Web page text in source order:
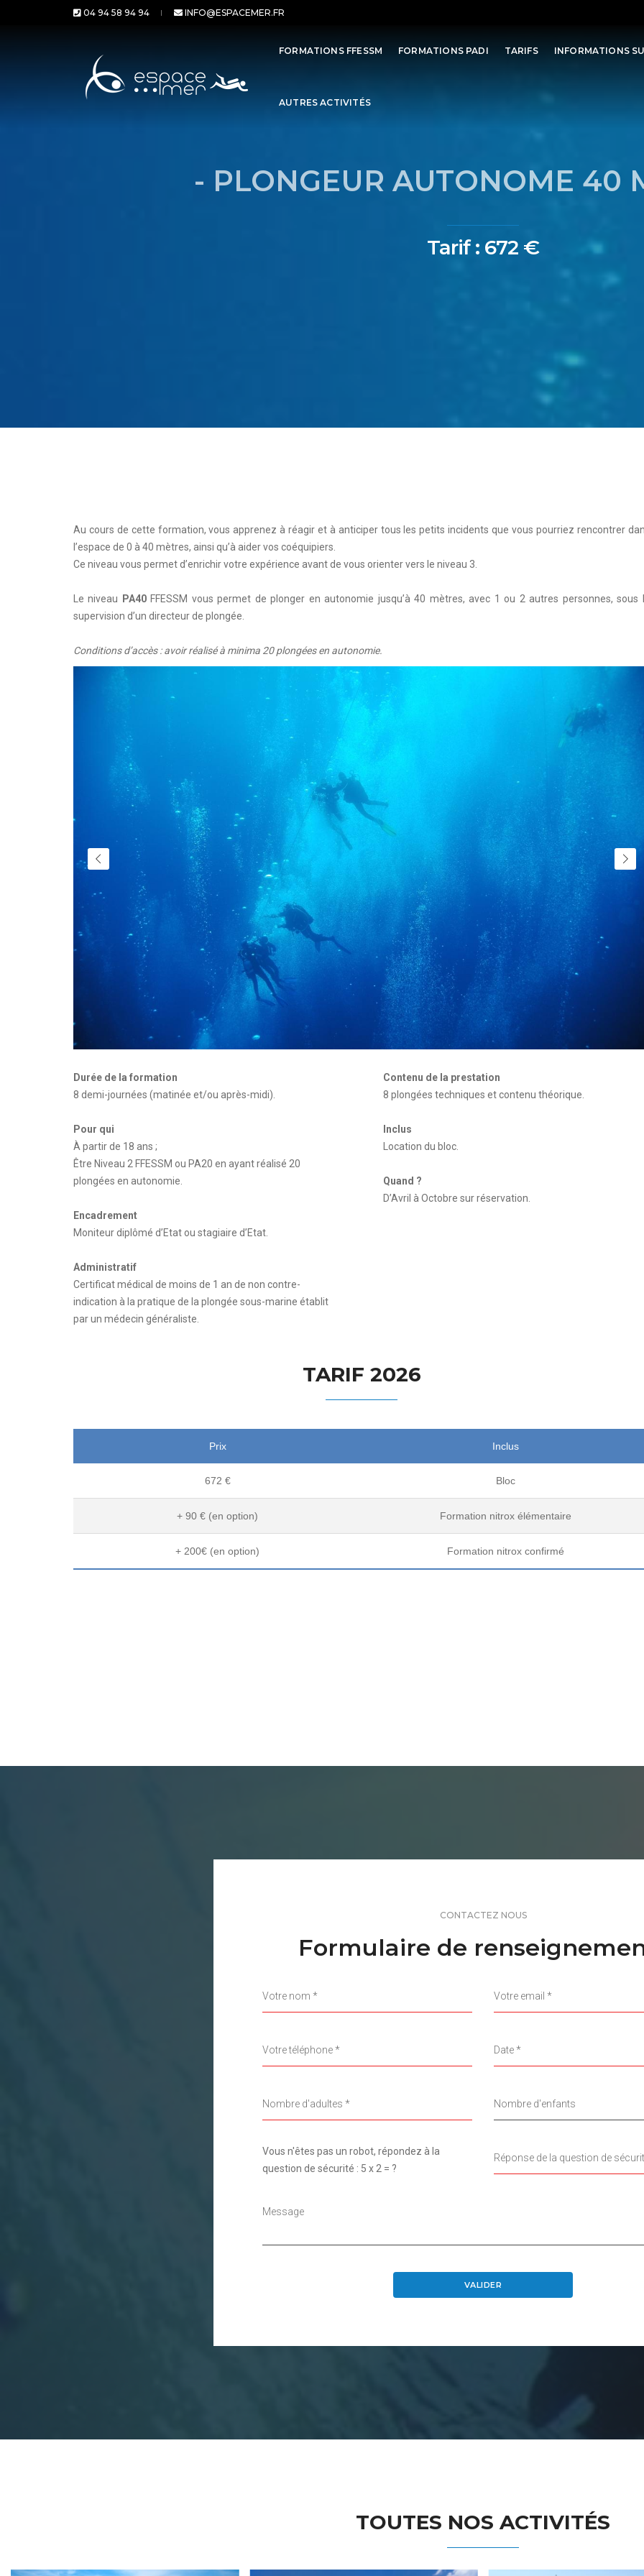
04 94 58 94 94 INFO@ESPACEMER.FR
FORMATIONS FFESSM FORMATIONS PADI TARIFS INFORMATIONS
AUTRES ACTIVITÉS
- PLONGEUR AUTONOME 40
Tarif : 672 €
Au cours de cette formation, vous apprenez à réagir et à anticiper tous les petits incidents que vous pourriez rencontrer
l’espace de 0 à 40 mètres, ainsi qu’à aider vos coéquipiers.
Ce niveau vous permet d’enrichir votre expérience avant de vous orienter vers le niveau 3.
Le niveau PA40FFESSM vous permet de plonger en autonomie jusqu’à 40 mètres, avec 1 ou 2 autres personnes, sous
supervision d’un directeur de plongée.
Conditions d’accès : avoir réalisé à minima 20 plongées en autonomie.
Durée de la formation
8 demi-journées (matinée et/ou après-midi).
Pour qui
À partir de 18 ans ;
Être Niveau 2 FFESSM ou PA20 en ayant réalisé 20
plongées en autonomie.
Encadrement
Moniteur diplômé d’Etat ou stagiaire d’Etat.
Administratif
Certificat médical de moins de 1 an de non contre-
indication à la pratique de la plongée sous-marine établit
par un médecin généraliste.
Contenu de la prestation
8 plongées techniques et contenu théorique.
Inclus
Location du bloc.
Quand ?
D’Avril à Octobre sur réservation.
TARIF 2026
Prix Inclus
672 € Bloc
+ 90 € (en option) Formation nitrox élémentaire
+ 200€ (en option) Formation nitrox confirmé
CONTACTEZ NOUS
Formulaire de
Vous n'êtes pas un robot, répondez à la
question de sécurité : 5 x 2 = ?
VALIDER
TOUTES NOS ACTIVITÉS